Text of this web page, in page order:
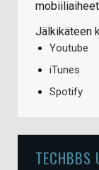
Jälkikäteen
Youtube
iTunes
Spotify
TECHBBS